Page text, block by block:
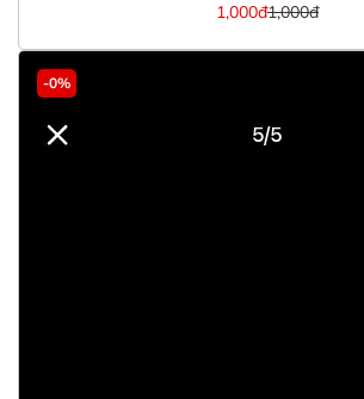
1,000đ1,000đ
-0%